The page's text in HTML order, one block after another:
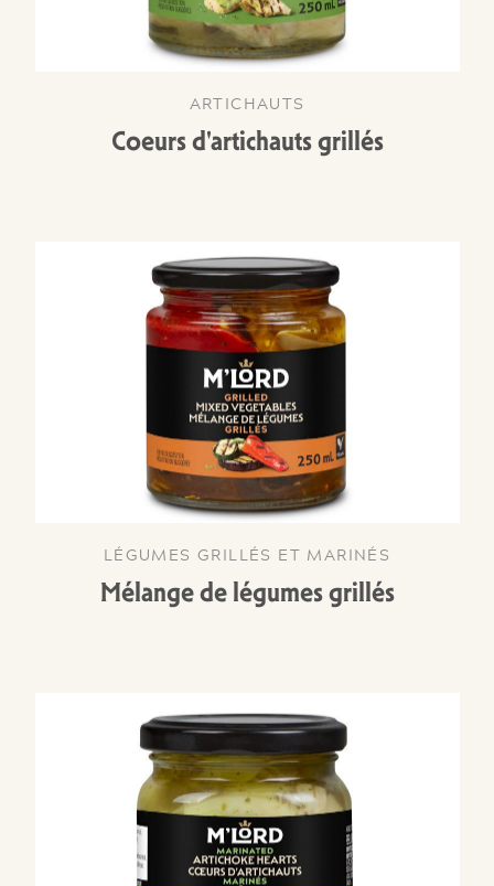
ARTICHAUTS
Coeurs d'artichauts grillés
LÉGUMES GRILLÉS ET MARINÉS
Mélange de légumes grillés